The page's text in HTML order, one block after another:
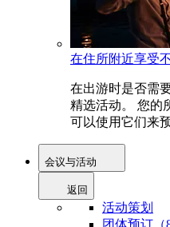
在住所附近享受
在出游时是否需
精选活动。 您的
可以使用它们来
会议与活动
返回
活动策划
团体预订（